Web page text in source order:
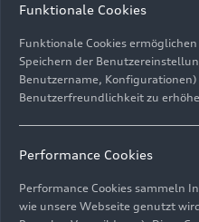
Audi A5L und
Sportback:
Verbrenner-
Mit seinen beiden
Audi die nächste
Audi-Mittelklasse in
Markt: den Audi A5L
Audi A5L Sportback mit
Funktionale Cookies
Funktionale Cookies
Speichern der
Benutzername,
Benutzerfreundlichkeit zu
Performance Cookies
Performance Cookies sammeln
wie unsere Webseite genutzt